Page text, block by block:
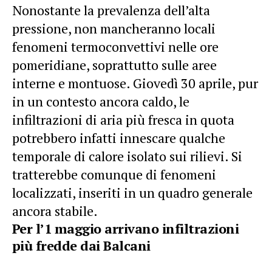
Nonostante la prevalenza dell’alta
pressione, non mancheranno locali
fenomeni termoconvettivi nelle ore
pomeridiane, soprattutto sulle aree
interne e montuose. Giovedì 30 aprile, pur
in un contesto ancora caldo, le
infiltrazioni di aria più fresca in quota
potrebbero infatti innescare qualche
temporale di calore isolato sui rilievi. Si
tratterebbe comunque di fenomeni
localizzati, inseriti in un quadro generale
ancora stabile.
Per l’1 maggio arrivano infiltrazioni
più fredde dai Balcani